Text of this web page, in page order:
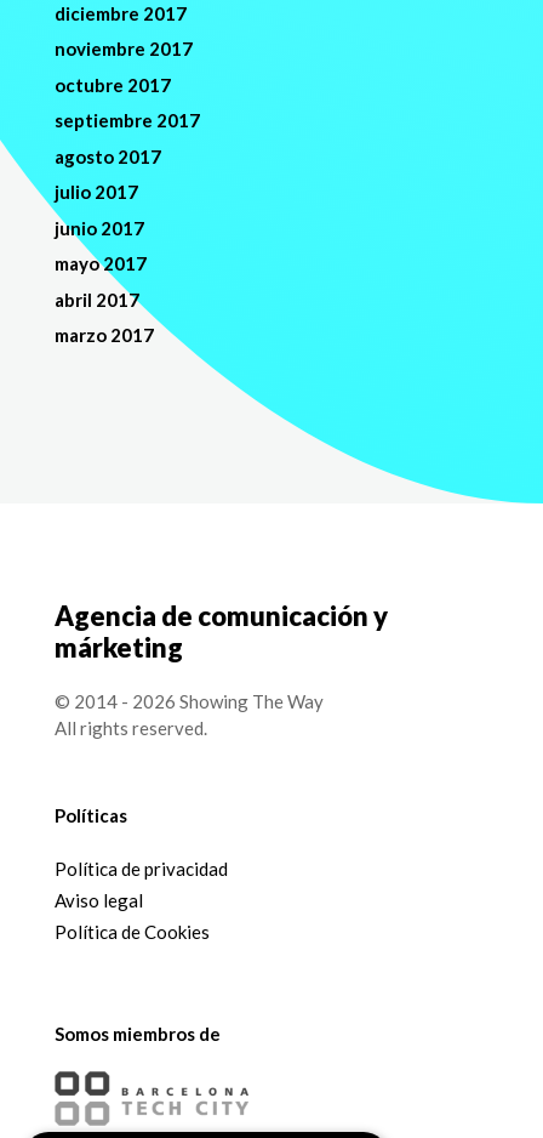
diciembre 2017
noviembre 2017
octubre 2017
septiembre 2017
agosto 2017
julio 2017
junio 2017
mayo 2017
abril 2017
marzo 2017
Agencia de comunicación y
márketing
© 2014 - 2026 Showing The Way
All rights reserved.
Políticas
Política de privacidad
Aviso legal
Política de Cookies
Somos miembros de